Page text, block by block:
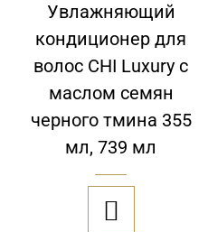
Увлажняющий
кондиционер для
волос CHI Luxury с
маслом семян
черного тмина 355
мл, 739 мл
